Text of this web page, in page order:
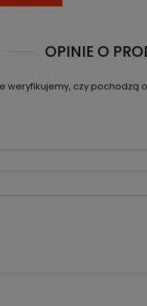
OPINIE O
czy pochodzą